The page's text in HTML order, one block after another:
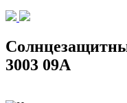
3003 09A